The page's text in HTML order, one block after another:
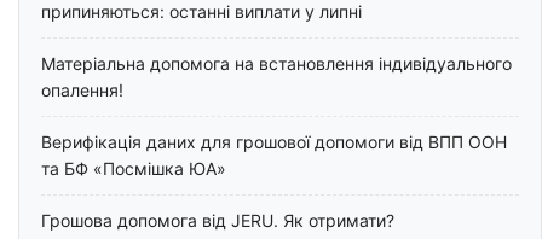
припиняються: останні виплати у липні
Матеріальна допомога на встановлення індивідуального
опалення!
Верифікація даних для грошової допомоги від ВПП ООН
та БФ «Посмішка ЮА»
Грошова допомога від JERU. Як отримати?